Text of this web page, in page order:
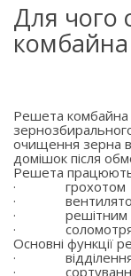
Для чого
комбайна
Решета
очищення зерна
домішок після
Решета працюють
·
грохотом
·
·
решітним
·
Основні функції
·
·